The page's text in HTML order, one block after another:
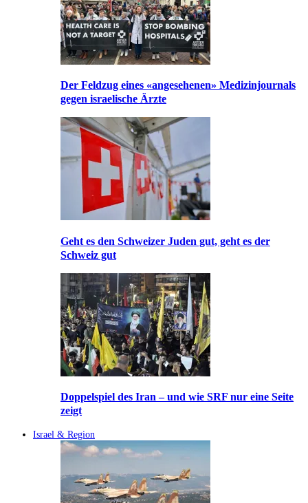
Der Feldzug eines «angesehenen» Medizinjournals
gegen israelische Ärzte
Geht es den Schweizer Juden gut, geht es der
Schweiz gut
Doppelspiel des Iran – und wie SRF nur eine Seite
zeigt
Israel & Region